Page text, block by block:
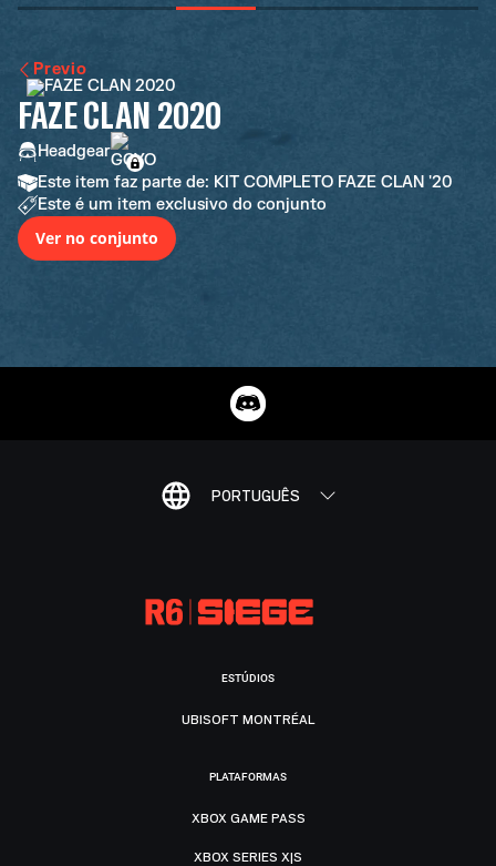
Previo
FAZE CLAN 2020
Headgear
Este item faz parte de: KIT COMPLETO FAZE CLAN '20
Este é um item exclusivo do conjunto
Ver no conjunto
PORTUGUÊS
ESTÚDIOS
UBISOFT MONTRÉAL
PLATAFORMAS
XBOX GAME PASS
XBOX SERIES X|S